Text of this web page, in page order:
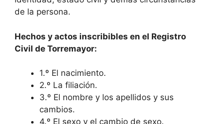
de la persona.
Hechos y actos inscribibles en el Registro
Civil de Torremayor:
1.º El nacimiento.
2.º La filiación.
3.º El nombre y los apellidos y sus
cambios.
4.º El sexo y el cambio de sexo.